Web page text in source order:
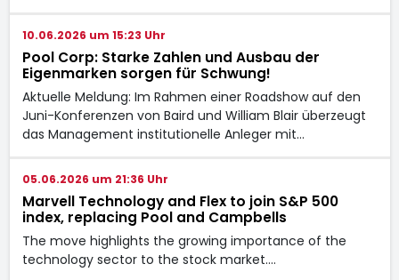
10.06.2026 um 15:23 Uhr
Pool Corp: Starke Zahlen und Ausbau der
Eigenmarken sorgen für Schwung!
Aktuelle Meldung: Im Rahmen einer Roadshow auf den
Juni-Konferenzen von Baird und William Blair überzeugt
das Management institutionelle Anleger mit…
05.06.2026 um 21:36 Uhr
Marvell Technology and Flex to join S&P 500
index, replacing Pool and Campbells
The move highlights the growing importance of the
technology sector to the stock market.…